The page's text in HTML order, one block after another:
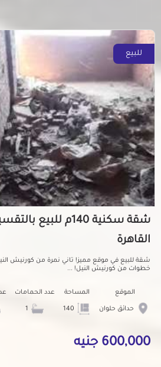
للبيع
شقة سكنية 140م
القاهرة
شقة للبيع في موقع مميز! تاني نمرة من كورنيش
خطوات من كورنيش النيل! ...
الموقع
حدائق حلوان
المساحة عدد الحمامات
600,000 جنيه